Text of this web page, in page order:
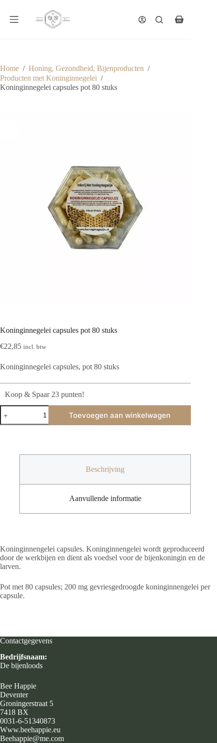
Winkelwagen
Home / Honing, Gezondheid, Bijenproducten /
Producten met Koninginnegelei /
Koninginnegelei capsules pot 80 stuks
Koninginnegelei capsules pot 80 stuks
€22,85 incl. btw
Koninginnegelei capsules, pot 80 stuks
Koop & Spaar 23 punten!
Koninginnegelei
capsules
pot
Toevoegen aan winkelwagen
Beschrijving
Aanvullende informatie
Koninginnengelei capsules. Koninginnengelei wordt geproduceerd
door de werkbijen en dient als voedsel voor de bijenkoningin en de
larven.
Pot met 80 capsules; 200 mg gevriesgedroogde koninginnengelei per
capsule.
Contactgegevens
Bedrijfsnaam:
De bijenloods
Bee Happie
Deventer
Groningerstraat 5
7418 BX
0031-6-51340873
Www.beehappie.eu
Beehappie@me.com